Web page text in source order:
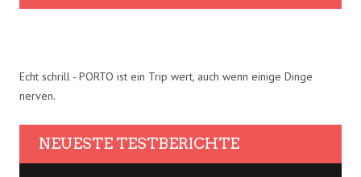
Echt schrill - PORTO ist ein Trip wert, auch wenn einige Dinge
nerven.
NEUESTE TESTBERICHTE